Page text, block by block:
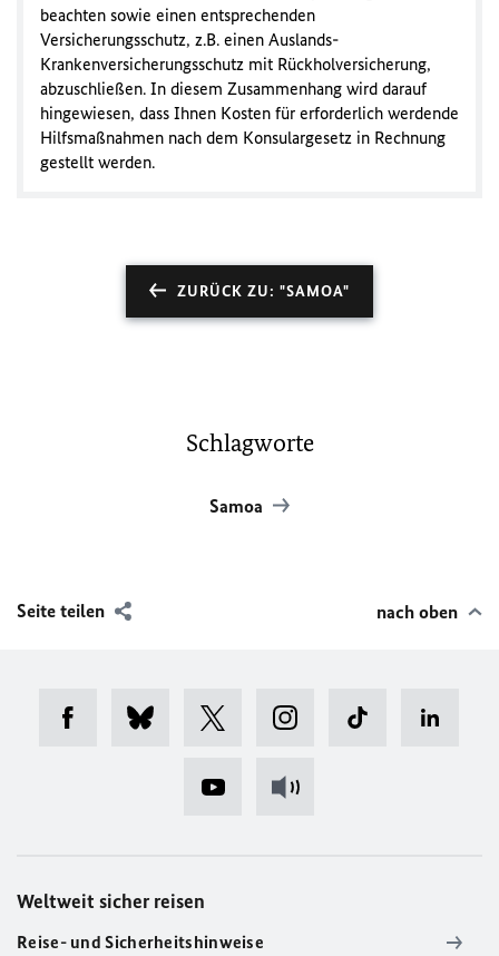
beachten sowie einen entsprechenden
Versicherungsschutz, z.B. einen Auslands-
Krankenversicherungsschutz mit Rückholversicherung,
abzuschließen. In diesem Zusammenhang wird darauf
hingewiesen, dass Ihnen Kosten für erforderlich werdende
Hilfsmaßnahmen nach dem Konsulargesetz in Rechnung
gestellt werden.
ZURÜCK ZU: "SAMOA"
Schlagworte
Samoa
Seite teilen nach oben
Weltweit sicher reisen
Reise- und Sicherheitshinweise